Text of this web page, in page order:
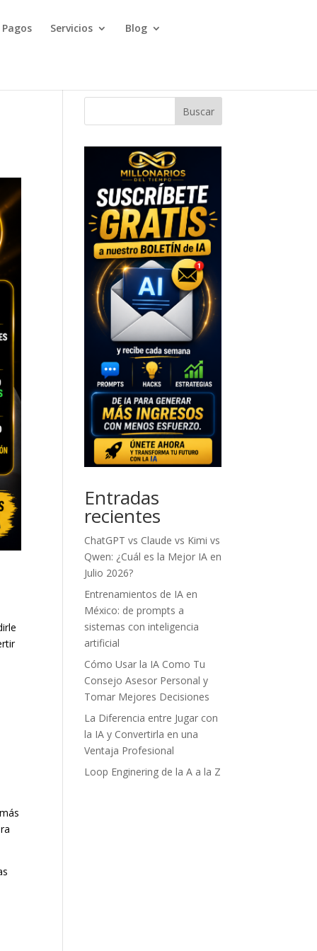
Pagos Servicios Blog
Buscar
Entradas
recientes
ChatGPT vs Claude vs Kimi vs
Qwen: ¿Cuál es la Mejor IA en
Julio 2026?
Entrenamientos de IA en
México: de prompts a
sistemas con inteligencia
artificial
Cómo Usar la IA Como Tu
Consejo Asesor Personal y
Tomar Mejores Decisiones
La Diferencia entre Jugar con
la IA y Convertirla en una
Ventaja Profesional
Loop Enginering de la A a la Z